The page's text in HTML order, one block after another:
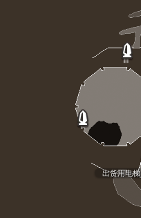
出货用电梯